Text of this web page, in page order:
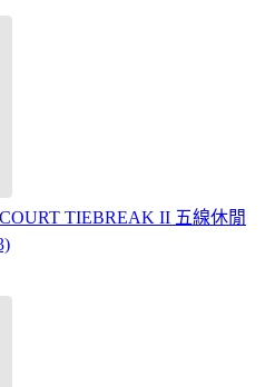
TIEBREAK II 五線休閒